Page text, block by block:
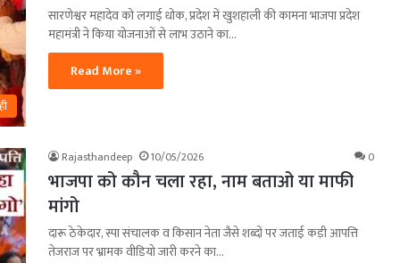
सारणेश्वर महादेव को लगाई धोक, प्रदेश में खुशहाली की कामना भाजपा प्रदेश
महामंत्री ने किया योजनाओं से लाभ उठाने का…
Read More »
Rajasthandeep 10/05/2026 0
भाजपा को कौन चला रहा, नाम बताओ या माफी
मांगो
दारू ठेकेदार, स्पा संचालक व किसान नेता जैसे शब्दों पर जताई कड़ी आपत्ति
तेजराज पर भ्रामक वीडियो जारी करने का…